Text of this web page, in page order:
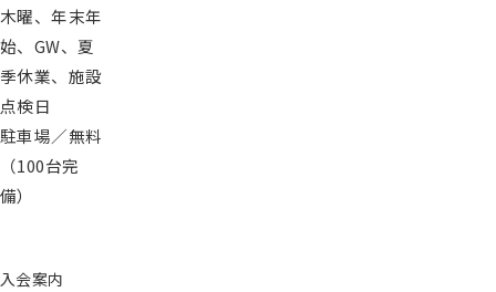
木曜、年末年
始、GW、夏
季休業、施設
点検日
駐車場／無料
（100台完
備）
入会案内